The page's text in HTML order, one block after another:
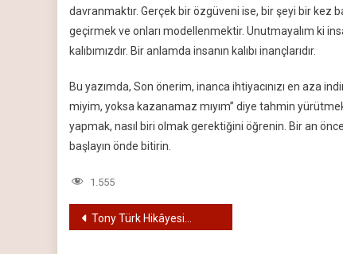
davranmaktır. Gerçek bir özgüveni ise, bir şeyi bir
geçirmek ve onları modellenmektir. Unutmayalım ki
kalıbımızdır. Bir anlamda insanın kalıbı inançlarıdır.
Bu yazımda, Son önerim, inanca ihtiyacınızı en aza
miyim, yoksa kazanamaz mıyım” diye tahmin
yapmak, nasıl biri olmak gerektiğini öğrenin. Bir an
başlayın önde bitirin.
1.555
Yazı
Tony Türk Hikâyesi…